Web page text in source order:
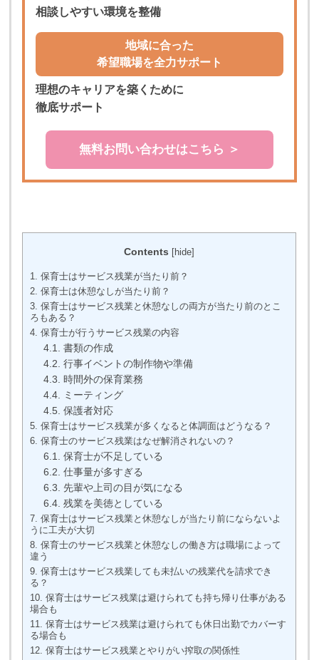
相談しやすい環境を整備
地域に合った
希望職場を全力サポート
理想のキャリアを築くために
徹底サポート
無料お問い合わせはこちら ＞
Contents hide
1. 保育士はサービス残業が当たり前？
2. 保育士は休憩なしが当たり前？
3. 保育士はサービス残業と休憩なしの両方が当たり前のとこ
ろもある？
4. 保育士が行うサービス残業の内容
4.1. 書類の作成
4.2. 行事イベントの制作物や準備
4.3. 時間外の保育業務
4.4. ミーティング
4.5. 保護者対応
5. 保育士はサービス残業が多くなると体調面はどうなる？
6. 保育士のサービス残業はなぜ解消されないの？
6.1. 保育士が不足している
6.2. 仕事量が多すぎる
6.3. 先輩や上司の目が気になる
6.4. 残業を美徳としている
7. 保育士はサービス残業と休憩なしが当たり前にならないよ
うに工夫が大切
8. 保育士のサービス残業と休憩なしの働き方は職場によって
違う
9. 保育士はサービス残業しても未払いの残業代を請求でき
る？
10. 保育士はサービス残業は避けられても持ち帰り仕事がある
場合も
11. 保育士はサービス残業は避けられても休日出勤でカバーす
る場合も
12. 保育士はサービス残業とやりがい搾取の関係性